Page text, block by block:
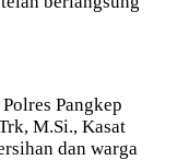
Pangkep
M.Si., Kasat
dan warga